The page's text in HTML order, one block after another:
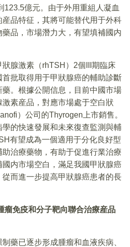
123.5億元。由于外用重組人凝血
品特征，其將可能替代用于外科
品，市場潛力大，有望填補國内
腺激素（rhTSH）2個III期臨床
批取得用于甲狀腺癌的輔助診斷
。根據公開信息，目前中國市場
激素産品，對應市場處于空白狀
）公司的Thyrogen上市銷售。
的快速發展和未來復查監測與輔
有望成為一個適用于分化良好型
治療藥物，有助于促進行業治療
内市場空白，滿足我國甲狀腺癌
而進一步提高甲狀腺癌患者的長
瘤免疫和分子靶向聯合治療産品
藥已逐步形成腫瘤和血液疾病、